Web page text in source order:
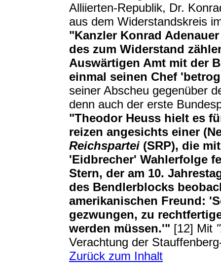
Alliierten-Republik, Dr.
aus dem Widerstandskreis
"Kanzler Konrad
des zum Widerstand
Auswärtigen Amt mit der
einmal seinen Chef
seiner Abscheu gegenüber
denn auch der erste
"Theodor Heuss hielt es
reizen angesichts einer
Reichspartei (SRP), die
'Eidbrecher' Wahlerfolge
Stern, der am 10.
des Bendlerblocks
amerikanischen Freund:
gezwungen, zu
werden müssen.'" [12] Mit
Verachtung der
Zurück zum Inhalt